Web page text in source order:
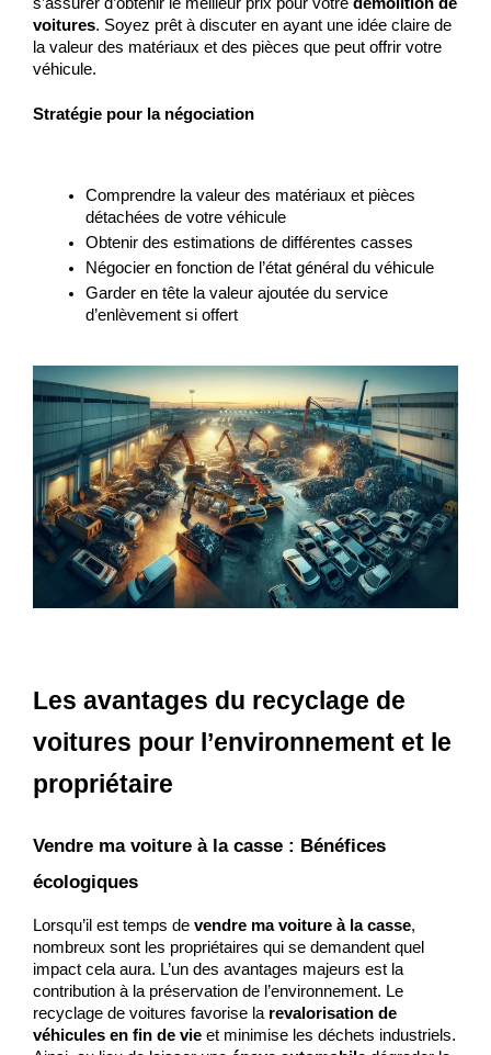
voitures. Soyez prêt à discuter en ayant une idée claire de
la valeur des matériaux et des pièces que peut offrir votre
véhicule.
Stratégie pour la négociation
Comprendre la valeur des matériaux et pièces
détachées de votre véhicule
Obtenir des estimations de différentes casses
Négocier en fonction de l’état général du véhicule
Garder en tête la valeur ajoutée du service
d’enlèvement si offert
Les avantages du recyclage de
voitures pour l’environnement et le
propriétaire
Vendre ma voiture à la casse : Bénéfices
écologiques
Lorsqu’il est temps de vendre ma voiture à la casse,
nombreux sont les propriétaires qui se demandent quel
impact cela aura. L’un des avantages majeurs est la
contribution à la préservation de l’environnement. Le
recyclage de voitures favorise la revalorisation de
véhicules en fin de vie et minimise les déchets industriels.